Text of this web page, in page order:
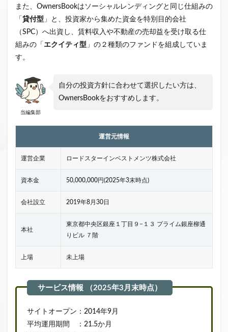
また、OwnersBookはソーシャルレンディングと同じ仕組みの
「 貸付型 」と、投資家から集めた資金を特別目的会社
（SPC）へ出資し、賃料収入や不動産の売却益を受け取る仕
組みの「 エクイティ型 」の２種類のファンドを組成していま
す。
当編集部
自分の投資方針に合わせて選択したい方は、
OwnersBookをおすすめします。
運営元情報
運営企業 ロードスターインベストメンツ株式会社
資本金 50,000,000円(2025年3末時点)
会社設立 2019年8月30日
本社
東京都中央区銀座１丁目９−１３ プライム銀座柳通
りビル ７階
上場 未上場
サイトオープン：2014年9月
平均運用期間 ：21.5か月